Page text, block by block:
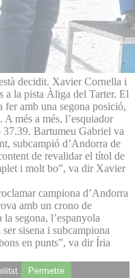
decidit. Xavier Cornella i
a la pista Àliga del Tarter. El
amb una segona posició,
més a més, l’esquiador
37.39. Bartumeu Gabriel va
subcampió d’Andorra de
de revalidar el títol de
i molt bo”, va dir Xavier
campiona d’Andorra
amb un crono de
la segona, l’espanyola
sisena i subcampiona
en punts”, va dir Íria
Permetre